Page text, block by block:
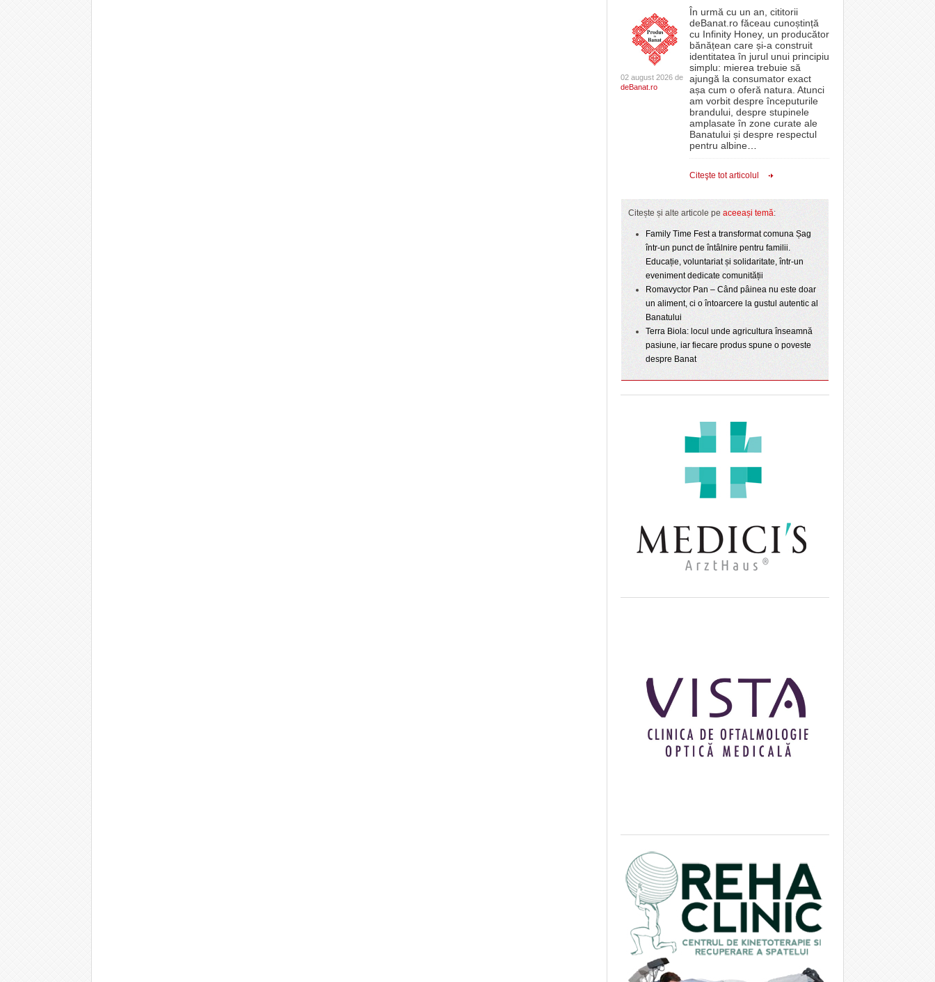
02 august 2026 de
deBanat.ro
În urmă cu un an, cititorii
deBanat.ro făceau cunoștință
cu Infinity Honey, un producător
bănățean care și-a construit
identitatea în jurul unui principiu
simplu: mierea trebuie să
ajungă la consumator exact
așa cum o oferă natura. Atunci
am vorbit despre începuturile
brandului, despre stupinele
amplasate în zone curate ale
Banatului și despre respectul
pentru albine
Citeşte tot articolul
Citește și alte articole pe aceeași temă:
Family Time Fest a transformat comuna Șag
într-un punct de întâlnire pentru familii.
Educație, voluntariat și solidaritate, într-un
eveniment dedicate comunității
Romavyctor Pan – Când pâinea nu este doar
un aliment, ci o întoarcere la gustul autentic al
Banatului
Terra Biola: locul unde agricultura înseamnă
pasiune, iar fiecare produs spune o poveste
despre Banat